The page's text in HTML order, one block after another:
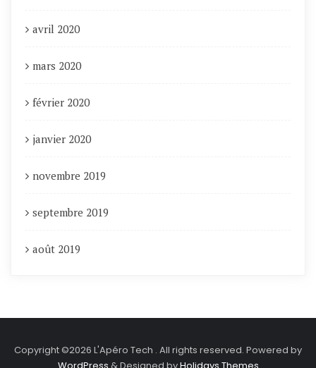
avril 2020
mars 2020
février 2020
janvier 2020
novembre 2019
septembre 2019
août 2019
Copyright ©2026 L'Apéro Tech . All rights reserved. Powered by
WordPress & Designed byHolidays Themes